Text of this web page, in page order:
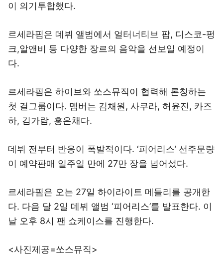
이 의기투합했다.
르세라핌은 데뷔 앨범에서 얼터너티브 팝, 디스코-펑
크,알앤비 등 다양한 장르의 음악을 선보일 예정이
다.
르세라핌은 하이브와 쏘스뮤직이 협력해 론칭하는
첫 걸그룹이다. 멤버는 김채원, 사쿠라, 허윤진, 카즈
하, 김가람, 홍은채다.
데뷔 전부터 반응이 폭발적이다. ‘피어리스’ 선주문량
이 예약판매 일주일 만에 27만 장을 넘어섰다.
르세라핌은 오는 27일 하이라이트 메들리를 공개한
다. 다음 달 2일 데뷔 앨범 ‘피어리스’를 발표한다. 이
날 오후 8시 팬 쇼케이스를 진행한다.
<사진제공=쏘스뮤직>